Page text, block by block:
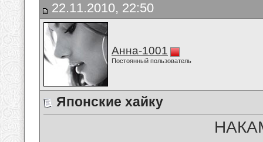
22.11.2010, 22:50
Анна-1001
Постоянный пользователь
Японские хайку